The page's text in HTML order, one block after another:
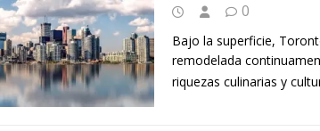
0
Bajo la superficie,
remodelada
riquezas culinarias y